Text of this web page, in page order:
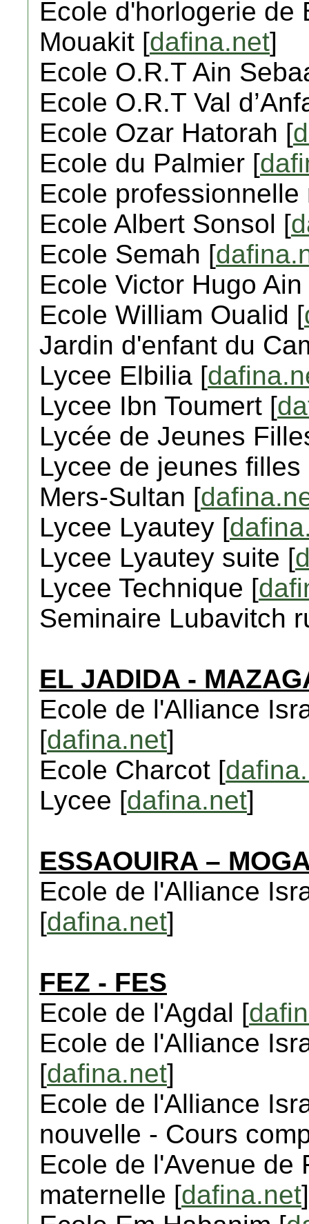
Ecole d'horlogerie de
Mouakit [dafina.net]
Ecole O.R.T Ain
Ecole O.R.T Val
Ecole Ozar Hatorah [
Ecole du Palmier [
Ecole
Ecole Albert Sonsol [
Ecole Semah [
Ecole Victor Hugo
Ecole William Oualid [
Jardin d'enfant du
Lycee Elbilia [
Lycee Ibn Toumert [
Lycée de Jeunes
Lycee de jeunes
Mers-Sultan [
Lycee Lyautey [
Lycee Lyautey suite [
Lycee Technique [
Seminaire Lubavitch
EL JADIDA -
Ecole de l'Alliance
[dafina.net]
Ecole Charcot [
Lycee [dafina.net]
ESSAOUIRA –
Ecole de l'Alliance
[dafina.net]
FEZ - FES
Ecole de l'Agdal [
Ecole de l'Alliance
[dafina.net]
Ecole de l'Alliance
nouvelle - Cours
Ecole de l'Avenue de
maternelle [dafina.net]